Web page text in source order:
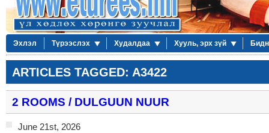
Эхлэл Түрээслэх Худалдаа Хууль, эрх зүй
ARTICLES TAGGED: A3422
2 ROOMS / DULGUUN NUUR
June 21st, 2026